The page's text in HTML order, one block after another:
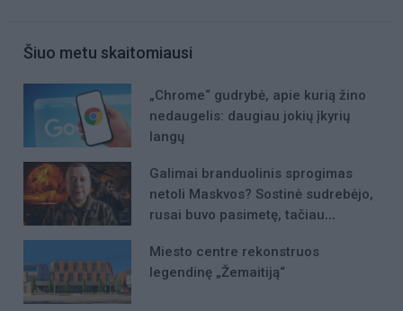
Šiuo metu skaitomiausi
„Chrome“ gudrybė, apie kurią žino
nedaugelis: daugiau jokių įkyrių
langų
Galimai branduolinis sprogimas
netoli Maskvos? Sostinė sudrebėjo,
rusai buvo pasimetę, tačiau
Miesto centre rekonstruos
legendinę „Žemaitiją“